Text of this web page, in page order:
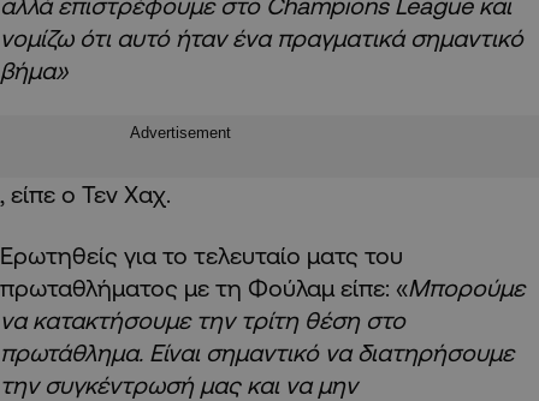
αλλά επιστρέφουμε στο Champions League και
νομίζω ότι αυτό ήταν ένα πραγματικά σημαντικό
βήμα»
Advertisement
, είπε ο Τεν Χαχ.
Ερωτηθείς για το τελευταίο ματς του
πρωταθλήματος με τη Φούλαμ είπε: «Μπορούμε
να κατακτήσουμε την τρίτη θέση στο
πρωτάθλημα. Είναι σημαντικό να διατηρήσουμε
την συγκέντρωσή μας και να μην